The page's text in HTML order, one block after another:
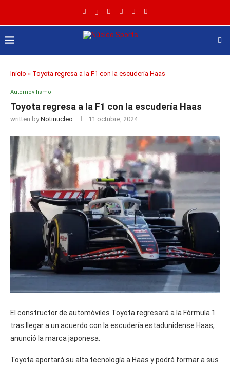
Inicio » Toyota regresa a la F1 con la escudería Haas
Automovilismo
Toyota regresa a la F1 con la escudería Haas
written byNotinucleo 11 octubre, 2024
El constructor de automóviles Toyota regresará a la Fórmula 1
tras llegar a un acuerdo con la escudería estadunidense Haas,
anunció la marca japonesa.
Toyota aportará su alta tecnología a Haas y podrá formar a sus